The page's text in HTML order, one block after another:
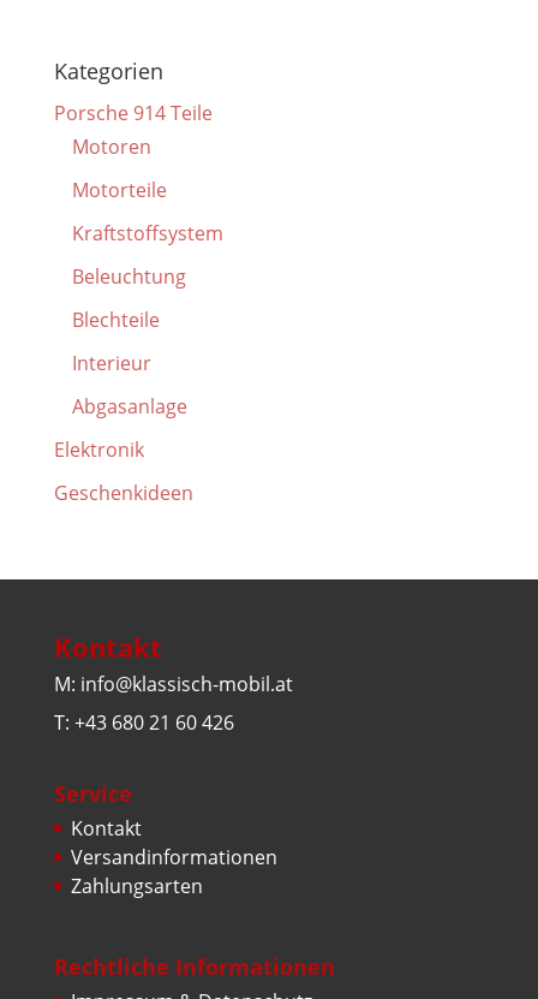
Kategorien
Porsche 914 Teile
Motoren
Motorteile
Kraftstoffsystem
Beleuchtung
Blechteile
Interieur
Abgasanlage
Elektronik
Geschenkideen
Kontakt
M: info@klassisch-mobil.at
T: +43 680 21 60 426
Service
Kontakt
Versandinformationen
Zahlungsarten
Rechtliche Informationen